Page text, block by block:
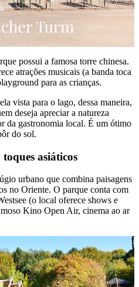
possui a famosa torre chinesa.
atrações musicais (a banda toca
para as crianças.
vista para o lago, dessa maneira,
deseja apreciar a natureza
da gastronomia local. É um ótimo
do sol.
asiáticos
urbano que combina paisagens
no Oriente. O parque conta com
(o local oferece shows e
Kino Open Air, cinema ao ar